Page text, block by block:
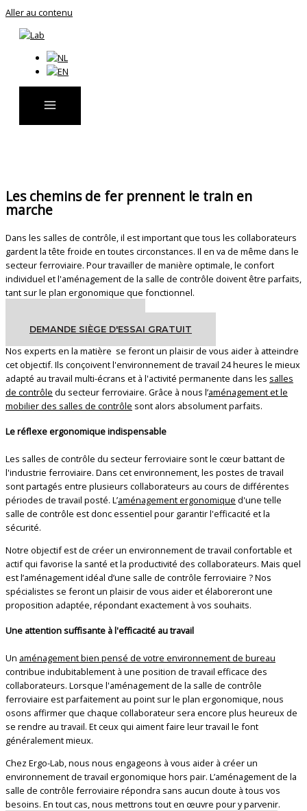
Aller au contenu
Les chemins de fer prennent le train en
marche
Dans les salles de contrôle, il est important que tous les collaborateurs
gardent la tête froide en toutes circonstances. Il en va de même dans le
secteur ferroviaire. Pour travailler de manière optimale, le confort
individuel et l'aménagement de la salle de contrôle doivent être parfaits,
tant sur le plan ergonomique que fonctionnel.
DEMANDE SIÈGE D'ESSAI GRATUIT
Nos experts en la matière se feront un plaisir de vous aider à atteindre
cet objectif. Ils conçoivent l'environnement de travail 24 heures le mieux
adapté au travail multi-écrans et à l'activité permanente dans les salles
de contrôle du secteur ferroviaire. Grâce à nous l’aménagement et le
mobilier des salles de contrôle sont alors absolument parfaits.
Le réflexe ergonomique indispensable
Les salles de contrôle du secteur ferroviaire sont le cœur battant de
l'industrie ferroviaire. Dans cet environnement, les postes de travail
sont partagés entre plusieurs collaborateurs au cours de différentes
périodes de travail posté. L’aménagement ergonomique d'une telle
salle de contrôle est donc essentiel pour garantir l'efficacité et la
sécurité.
Notre objectif est de créer un environnement de travail confortable et
actif qui favorise la santé et la productivité des collaborateurs. Mais quel
est l’aménagement idéal d’une salle de contrôle ferroviaire ? Nos
spécialistes se feront un plaisir de vous aider et élaboreront une
proposition adaptée, répondant exactement à vos souhaits.
Une attention suffisante à l'efficacité au travail
Un aménagement bien pensé de votre environnement de bureau
contribue indubitablement à une position de travail efficace des
collaborateurs. Lorsque l'aménagement de la salle de contrôle
ferroviaire est parfaitement au point sur le plan ergonomique, nous
osons affirmer que chaque collaborateur sera encore plus heureux de
se rendre au travail. Et ceux qui aiment faire leur travail le font
généralement mieux.
Chez Ergo-Lab, nous nous engageons à vous aider à créer un
environnement de travail ergonomique hors pair. L’aménagement de la
salle de contrôle ferroviaire répondra sans aucun doute à tous vos
besoins. En tout cas, nous mettrons tout en œuvre pour y parvenir.